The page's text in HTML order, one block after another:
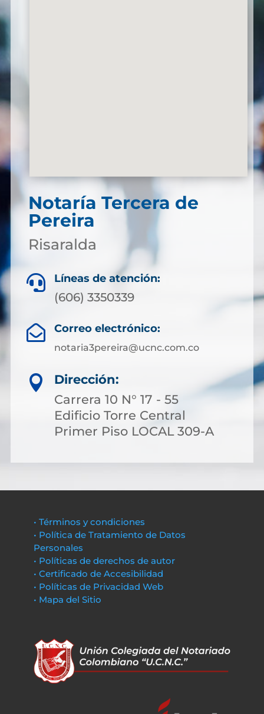
Notaría Tercera de
Pereira
Risaralda
 Líneas de atención:
(606) 3350339
 Correo electrónico:
notaria3pereira@ucnc.com.co

Dirección:
Carrera 10 N° 17 - 55
Edificio Torre Central
Primer Piso LOCAL 309-A
• Términos y condiciones
• Política de Tratamiento de Datos
Personales
• Políticas de derechos de autor
• Certificado de Accesibilidad
• Políticas de Privacidad Web
• Mapa del Sitio